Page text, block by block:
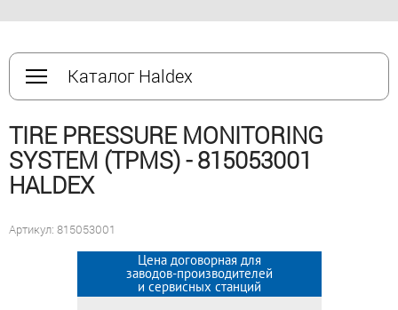
Каталог Haldex
TIRE PRESSURE MONITORING
SYSTEM (TPMS) - 815053001
HALDEX
Артикул: 815053001
Цена договорная для
заводов-производителей
и сервисных станций
Цена договорная для
заводов-производителей
и сервисных станций